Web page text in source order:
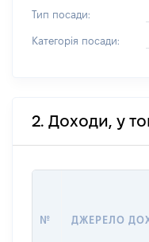
Тип посади:
Категорія посади:
2. Доходи, у
№ ДЖЕРЕЛО